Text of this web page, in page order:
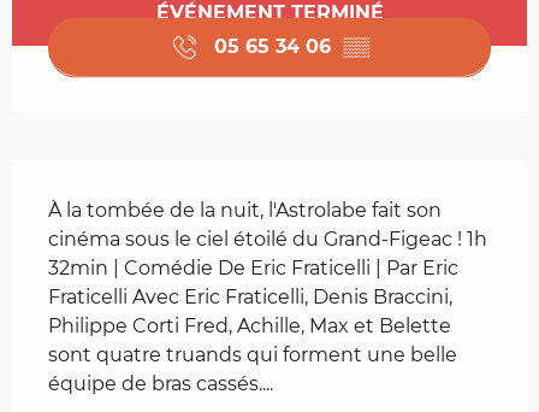
ÉVÉNEMENT TERMINÉ
05 65 34 06 ▒▒
À la tombée de la nuit, l'Astrolabe fait son
cinéma sous le ciel étoilé du Grand-Figeac ! 1h
32min | Comédie De Eric Fraticelli | Par Eric
Fraticelli Avec Eric Fraticelli, Denis Braccini,
Philippe Corti Fred, Achille, Max et Belette
sont quatre truands qui forment une belle
équipe de bras cassés....